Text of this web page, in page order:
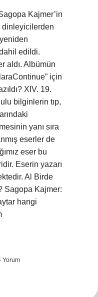
Kajmer’in
dinleyicilerden
edildi.
aldı. Albümün
için
XIV. 19.
bilginlerin tıp,
yanı sıra
eserler de
eser bu
Eserin yazarı
Al Birde
Sagopa Kajmer:
hangi
Yorum